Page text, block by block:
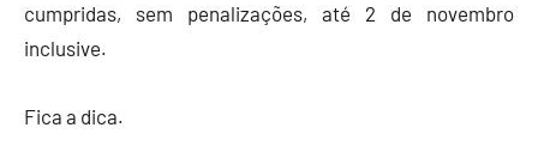
cumpridas, sem penalizações, até 2 de novembro
inclusive.
Fica a dica.